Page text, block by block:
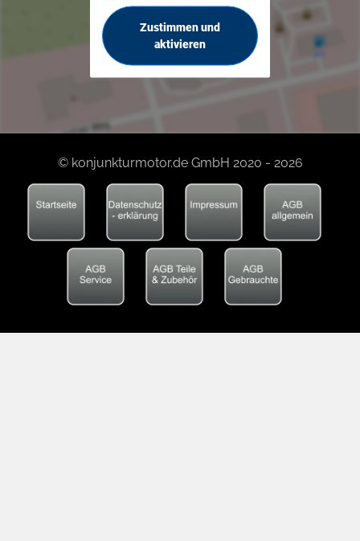
Zustimmen und
aktivieren
© konjunkturmotor.de GmbH 2020 - 2026